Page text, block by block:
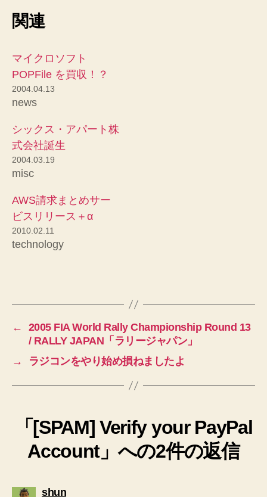
関連
マイクロソフト
POPFile を買収！？
2004.04.13
news
シックス・アパート株
式会社誕生
2004.03.19
misc
AWS請求まとめサー
ビスリリース＋α
2010.02.11
technology
←
2005 FIA World Rally Championship Round 13
/ RALLY JAPAN「ラリージャパン」
→
ラジコンをやり始め損ねましたよ
「[SPAM] Verify your PayPal
Account」への2件の返信
shunの